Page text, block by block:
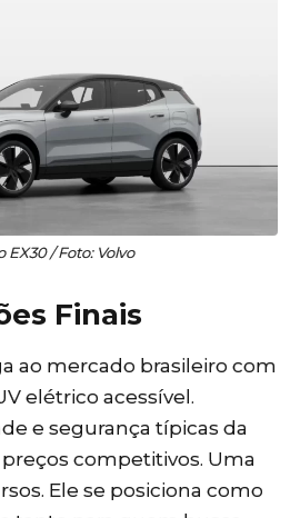
EX30 / Foto: Volvo
Finais
ao mercado brasileiro com
elétrico acessível.
e segurança típicas da
competitivos. Uma
Ele se posiciona como